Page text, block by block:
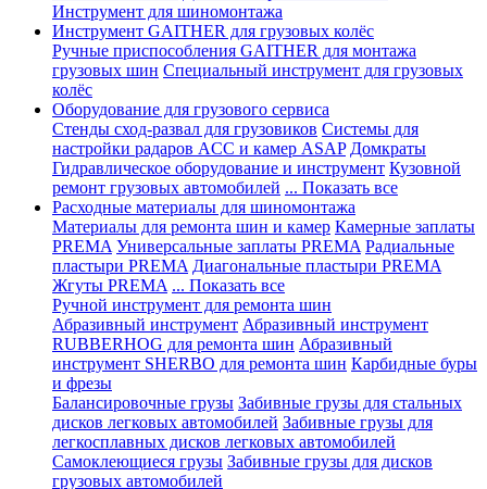
Инструмент для шиномонтажа
Инструмент GAITHER для грузовых колёс
Ручные приспособления GAITHER для монтажа
грузовых шин Специальный инструмент для грузовых
колёс
Оборудование для грузового сервиса
Стенды сход-развал для грузовиков Системы для
настройки радаров ACC и камер ASAP Домкраты
Гидравлическое оборудование и инструмент Кузовной
ремонт грузовых автомобилей ... Показать все
Расходные материалы для шиномонтажа
Материалы для ремонта шин и камер Камерные заплаты
PREMA Универсальные заплаты PREMA Радиальные
пластыри PREMA Диагональные пластыри PREMA
Жгуты PREMA ... Показать все
Ручной инструмент для ремонта шин
Абразивный инструмент Абразивный инструмент
RUBBERHOG для ремонта шин Абразивный
инструмент SHERBO для ремонта шин Карбидные буры
и фрезы
Балансировочные грузы Забивные грузы для стальных
дисков легковых автомобилей Забивные грузы для
легкосплавных дисков легковых автомобилей
Самоклеющиеся грузы Забивные грузы для дисков
грузовых автомобилей